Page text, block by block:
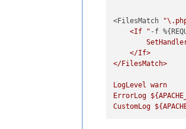
<FilesMatch
    <If "
-f
    </If>
</FilesMatch>
LogLevel warn
ErrorLog
CustomLog